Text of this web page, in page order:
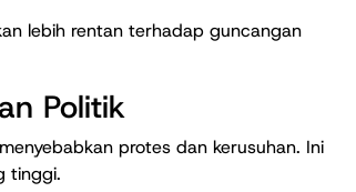
lebih rentan terhadap guncangan
Politik
protes dan kerusuhan. Ini
tinggi.